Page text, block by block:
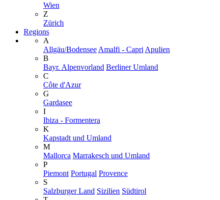
Wien
Z
Zürich
Regions
A
Allgäu/Bodensee Amalfi - Capri Apulien
B
Bayr. Alpenvorland Berliner Umland
C
Côte d'Azur
G
Gardasee
I
Ibiza - Formentera
K
Kapstadt und Umland
M
Mallorca Marrakesch und Umland
P
Piemont Portugal Provence
S
Salzburger Land Sizilien Südtirol